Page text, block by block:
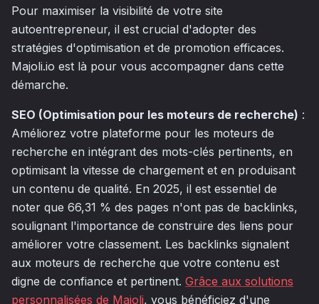
Pour maximiser la visibilité de votre site
autoentrepreneur, il est crucial d'adopter des
stratégies d'optimisation et de promotion efficaces.
Majoli.io est là pour vous accompagner dans cette
démarche.
SEO (Optimisation pour les moteurs de recherche) :
Améliorez votre plateforme pour les moteurs de
recherche en intégrant des mots-clés pertinents, en
optimisant la vitesse de chargement et en produisant
un contenu de qualité. En 2025, il est essentiel de
noter que 66,31 % des pages n'ont pas de backlinks,
soulignant l'importance de construire des liens pour
améliorer votre classement. Les backlinks signalent
aux moteurs de recherche que votre contenu est
digne de confiance et pertinent. Grâce aux solutions
personnalisées de Majoli, vous bénéficiez d'une